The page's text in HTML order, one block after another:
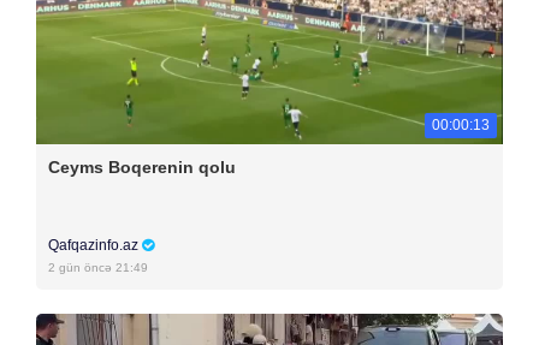
00:00:13
Ceyms Boqerenin qolu
Qafqazinfo.az
2 gün öncə 21:49